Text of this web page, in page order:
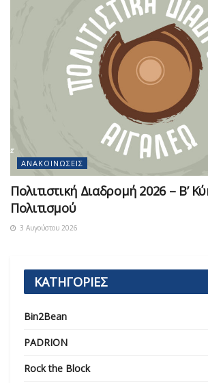
ΑΝΑΚΟΙΝΏΣΕΙΣ
Πολιτιστική Διαδρομή 2026 – Β’
Πολιτισμού
3 Αυγούστου 2026
ΚΑΤΗΓΟΡΙΕΣ
Bin2Bean
PADRION
Rock the Block